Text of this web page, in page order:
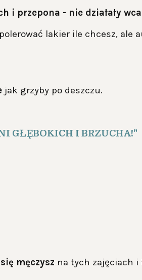
i przepona - nie działały
lakier ile chcesz, ale
jak grzyby po deszczu.
GŁĘBOKICH I BRZUCHA!"
męczysz na tych zajęciach i